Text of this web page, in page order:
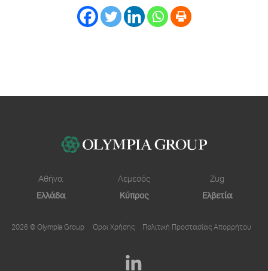
Αθήνα
Ελλάδα
Λεμεσός
Κύπρος
Zug
Ελβετία
2026 © Olympia Group Όροι Χρήσης Πολιτική Προστασίας Απορρήτου